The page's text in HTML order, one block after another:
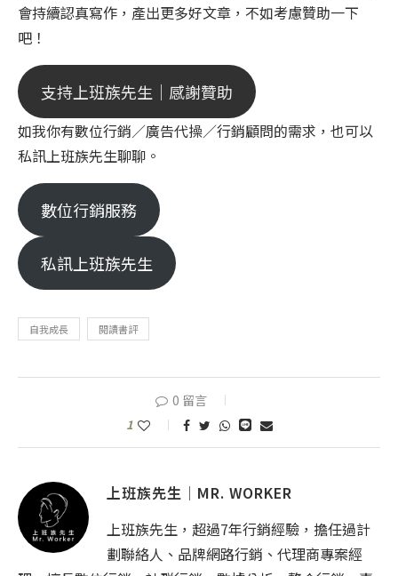
會持續認真寫作，產出更多好文章，不如考慮贊助一下
吧！
支持上班族先生｜感謝贊助
如我你有數位行銷／廣告代操／行銷顧問的需求，也可以
私訊上班族先生聊聊。
數位行銷服務
私訊上班族先生
自我成長 閱讀書評
0 留言
1
上班族先生│MR. WORKER
上班族先生，超過7年行銷經驗，擔任過計
劃聯絡人、品牌網路行銷、代理商專案經